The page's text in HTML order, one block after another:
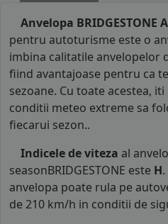
Anvelopa BRIDGESTONE
pentru autoturisme este o
imbina calitatile anvelopelor
fiind avantajoase pentru ca
sezoane. Cu toate acestea,
conditii meteo extreme sa
fiecarui sezon..
Indicele de viteza al
seasonBRIDGESTONE este H
anvelopa poate rula pe
de 210 km/h in conditii de